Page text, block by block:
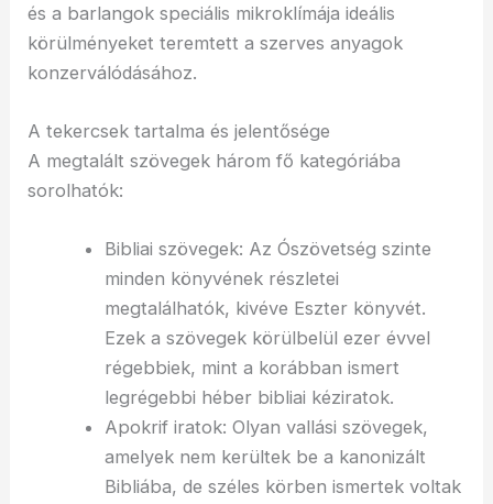
és a barlangok speciális mikroklímája ideális
körülményeket teremtett a szerves anyagok
konzerválódásához.
A tekercsek tartalma és jelentősége
A megtalált szövegek három fő kategóriába
sorolhatók:
Bibliai szövegek: Az Ószövetség szinte
minden könyvének részletei
megtalálhatók, kivéve Eszter könyvét.
Ezek a szövegek körülbelül ezer évvel
régebbiek, mint a korábban ismert
legrégebbi héber bibliai kéziratok.
Apokrif iratok: Olyan vallási szövegek,
amelyek nem kerültek be a kanonizált
Bibliába, de széles körben ismertek voltak